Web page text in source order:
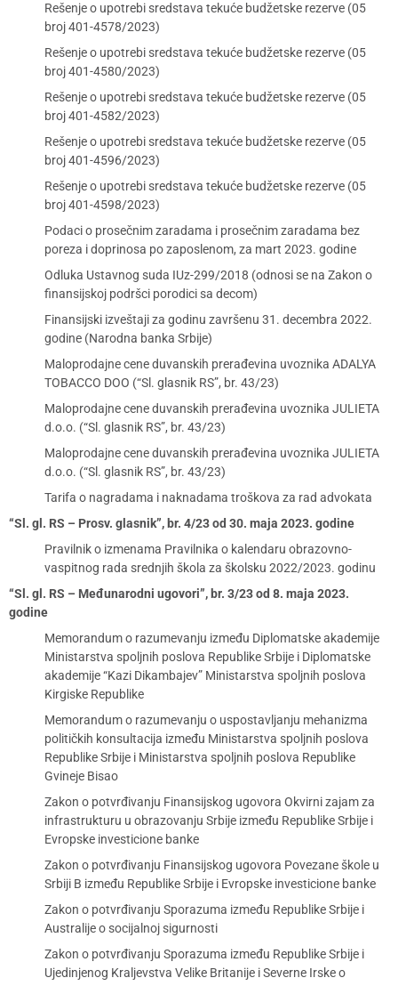
Rešenje o upotrebi sredstava tekuće budžetske rezerve (05
broj 401-4578/2023)
Rešenje o upotrebi sredstava tekuće budžetske rezerve (05
broj 401-4580/2023)
Rešenje o upotrebi sredstava tekuće budžetske rezerve (05
broj 401-4582/2023)
Rešenje o upotrebi sredstava tekuće budžetske rezerve (05
broj 401-4596/2023)
Rešenje o upotrebi sredstava tekuće budžetske rezerve (05
broj 401-4598/2023)
Podaci o prosečnim zaradama i prosečnim zaradama bez
poreza i doprinosa po zaposlenom, za mart 2023. godine
Odluka Ustavnog suda IUz-299/2018 (odnosi se na Zakon o
finansijskoj podršci porodici sa decom)
Finansijski izveštaji za godinu završenu 31. decembra 2022.
godine (Narodna banka Srbije)
Maloprodajne cene duvanskih prerađevina uvoznika ADALYA
TOBACCO DOO (“Sl. glasnik RS”, br. 43/23)
Maloprodajne cene duvanskih prerađevina uvoznika JULIETA
d.o.o. (“Sl. glasnik RS”, br. 43/23)
Maloprodajne cene duvanskih prerađevina uvoznika JULIETA
d.o.o. (“Sl. glasnik RS”, br. 43/23)
Tarifa o nagradama i naknadama troškova za rad advokata
“Sl. gl. RS – Prosv. glasnik”, br. 4/23 od 30. maja 2023. godine
Pravilnik o izmenama Pravilnika o kalendaru obrazovno-
vaspitnog rada srednjih škola za školsku 2022/2023. godinu
“Sl. gl. RS – Međunarodni ugovori”, br. 3/23 od 8. maja 2023.
godine
Memorandum o razumevanju između Diplomatske akademije
Ministarstva spoljnih poslova Republike Srbije i Diplomatske
akademije “Kazi Dikambajev” Ministarstva spoljnih poslova
Kirgiske Republike
Memorandum o razumevanju o uspostavljanju mehanizma
političkih konsultacija između Ministarstva spoljnih poslova
Republike Srbije i Ministarstva spoljnih poslova Republike
Gvineje Bisao
Zakon o potvrđivanju Finansijskog ugovora Okvirni zajam za
infrastrukturu u obrazovanju Srbije između Republike Srbije i
Evropske investicione banke
Zakon o potvrđivanju Finansijskog ugovora Povezane škole u
Srbiji B između Republike Srbije i Evropske investicione banke
Zakon o potvrđivanju Sporazuma između Republike Srbije i
Australije o socijalnoj sigurnosti
Zakon o potvrđivanju Sporazuma između Republike Srbije i
Ujedinjenog Kraljevstva Velike Britanije i Severne Irske o